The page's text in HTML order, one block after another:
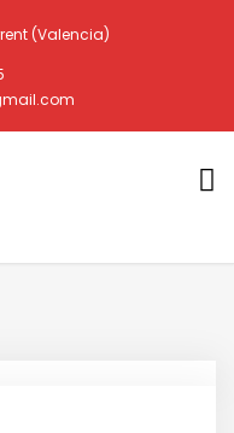
(Valencia)